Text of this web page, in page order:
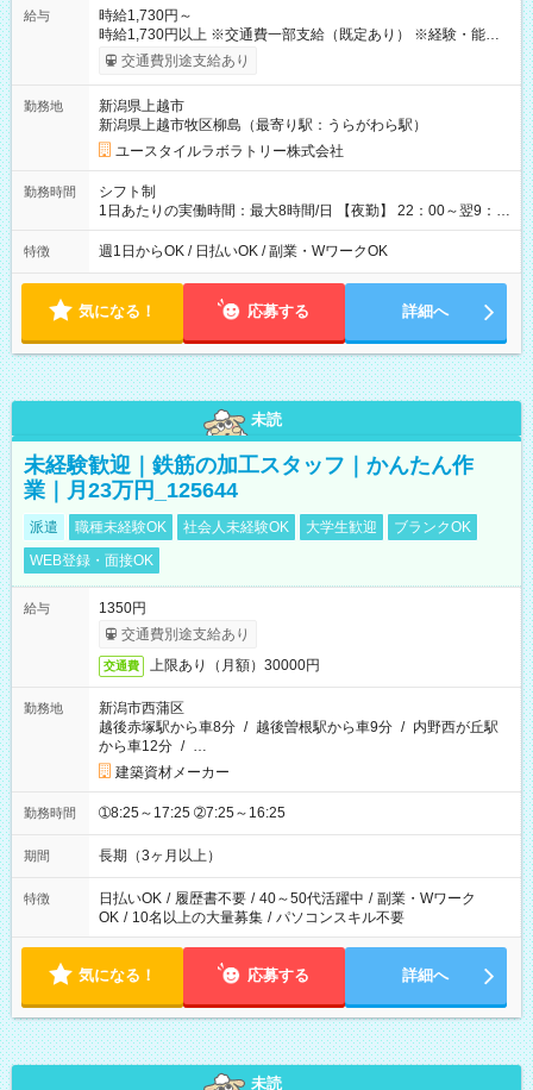
給与
時給1,730円～
時給1,730円以上 ※交通費一部支給（既定あり） ※経験・能力を
考慮して決定します 【収入例】 週1回勤務の場合：1,730円×8時
間×4回=5万5,360円 週3回勤務の場合：1,730円×8時間×12回
月 ※ 雇用形態と給与に、本採用時と異なる部分があります。 雇
用形態：本採用時と同じです。 給与：時給 1,480円以上
交通費別途支給あり
勤務地
新潟県上越市
新潟県上越市牧区柳島（最寄り駅：うらがわら駅）
ユースタイルラボラトリー株式会社
勤務時間
シフト制
1日あたりの実働時間：最大8時間/日 【夜勤】 22：00～翌9：
00 ※週1日～OK ／ 夜勤専従 ＊＊ 勤務時間例 ＊＊ ■22時か
ら翌7時 ■23時から翌8時 ■24時から翌9時 など ※上記の時間
ます。 ※曜日固定（毎週同じ曜日での勤務となります）
特徴 週1日からOK / 日払いOK / 副業・WワークOK
気になる！ 応募する 詳細へ
未読
未経験歓迎｜鉄筋の加工スタッフ｜かんたん作
業｜月23万円_125644
派遣 職種未経験OK 社会人未経験OK 大学生歓迎
ブランクOK
WEB登録・面接OK
給与
1350円
交通費別途支給あり
交通費 上限あり（月額）30000円
勤務地
新潟市西蒲区
越後赤塚駅から車8分 / 越後曽根駅から車9分 / 内野西が丘駅
から車12分 / …
建築資材メーカー
勤務時間 ➀8:25～17:25 ➁7:25～16:25
期間 長期（3ヶ月以上）
特徴 日払いOK / 履歴書不要 / 40～50代活躍中 / 副業・Wワーク
OK / 10名以上の大量募集 / パソコンスキル不要
気になる！ 応募する 詳細へ
未読